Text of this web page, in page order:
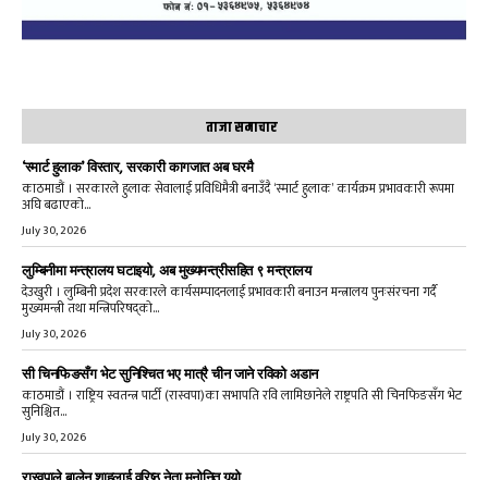
ताजा समाचार
‘स्मार्ट हुलाक’ विस्तार, सरकारी कागजात अब घरमै
काठमाडौं । सरकारले हुलाक सेवालाई प्रविधिमैत्री बनाउँदै ‘स्मार्ट हुलाक’ कार्यक्रम प्रभावकारी रूपमा
अघि बढाएको...
July 30, 2026
लुम्बिनीमा मन्त्रालय घटाइयो, अब मुख्यमन्त्रीसहित ९ मन्त्रालय
देउखुरी । लुम्बिनी प्रदेश सरकारले कार्यसम्पादनलाई प्रभावकारी बनाउन मन्त्रालय पुनःसंरचना गर्दै
मुख्यमन्त्री तथा मन्त्रिपरिषद्को...
July 30, 2026
सी चिनफिङसँग भेट सुनिश्चित भए मात्रै चीन जाने रविको अडान
काठमाडौं । राष्ट्रिय स्वतन्त्र पार्टी (रास्वपा)का सभापति रवि लामिछानेले राष्ट्रपति सी चिनफिङसँग भेट
सुनिश्चित...
July 30, 2026